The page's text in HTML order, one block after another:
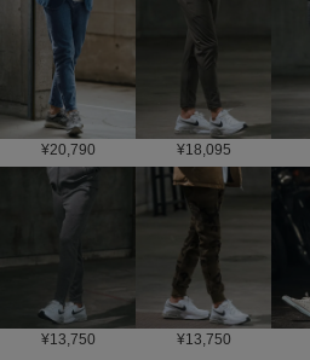
¥20,790 ¥18,095
¥13,750 ¥13,750